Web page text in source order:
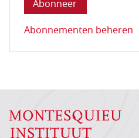
Abonnementen beheren